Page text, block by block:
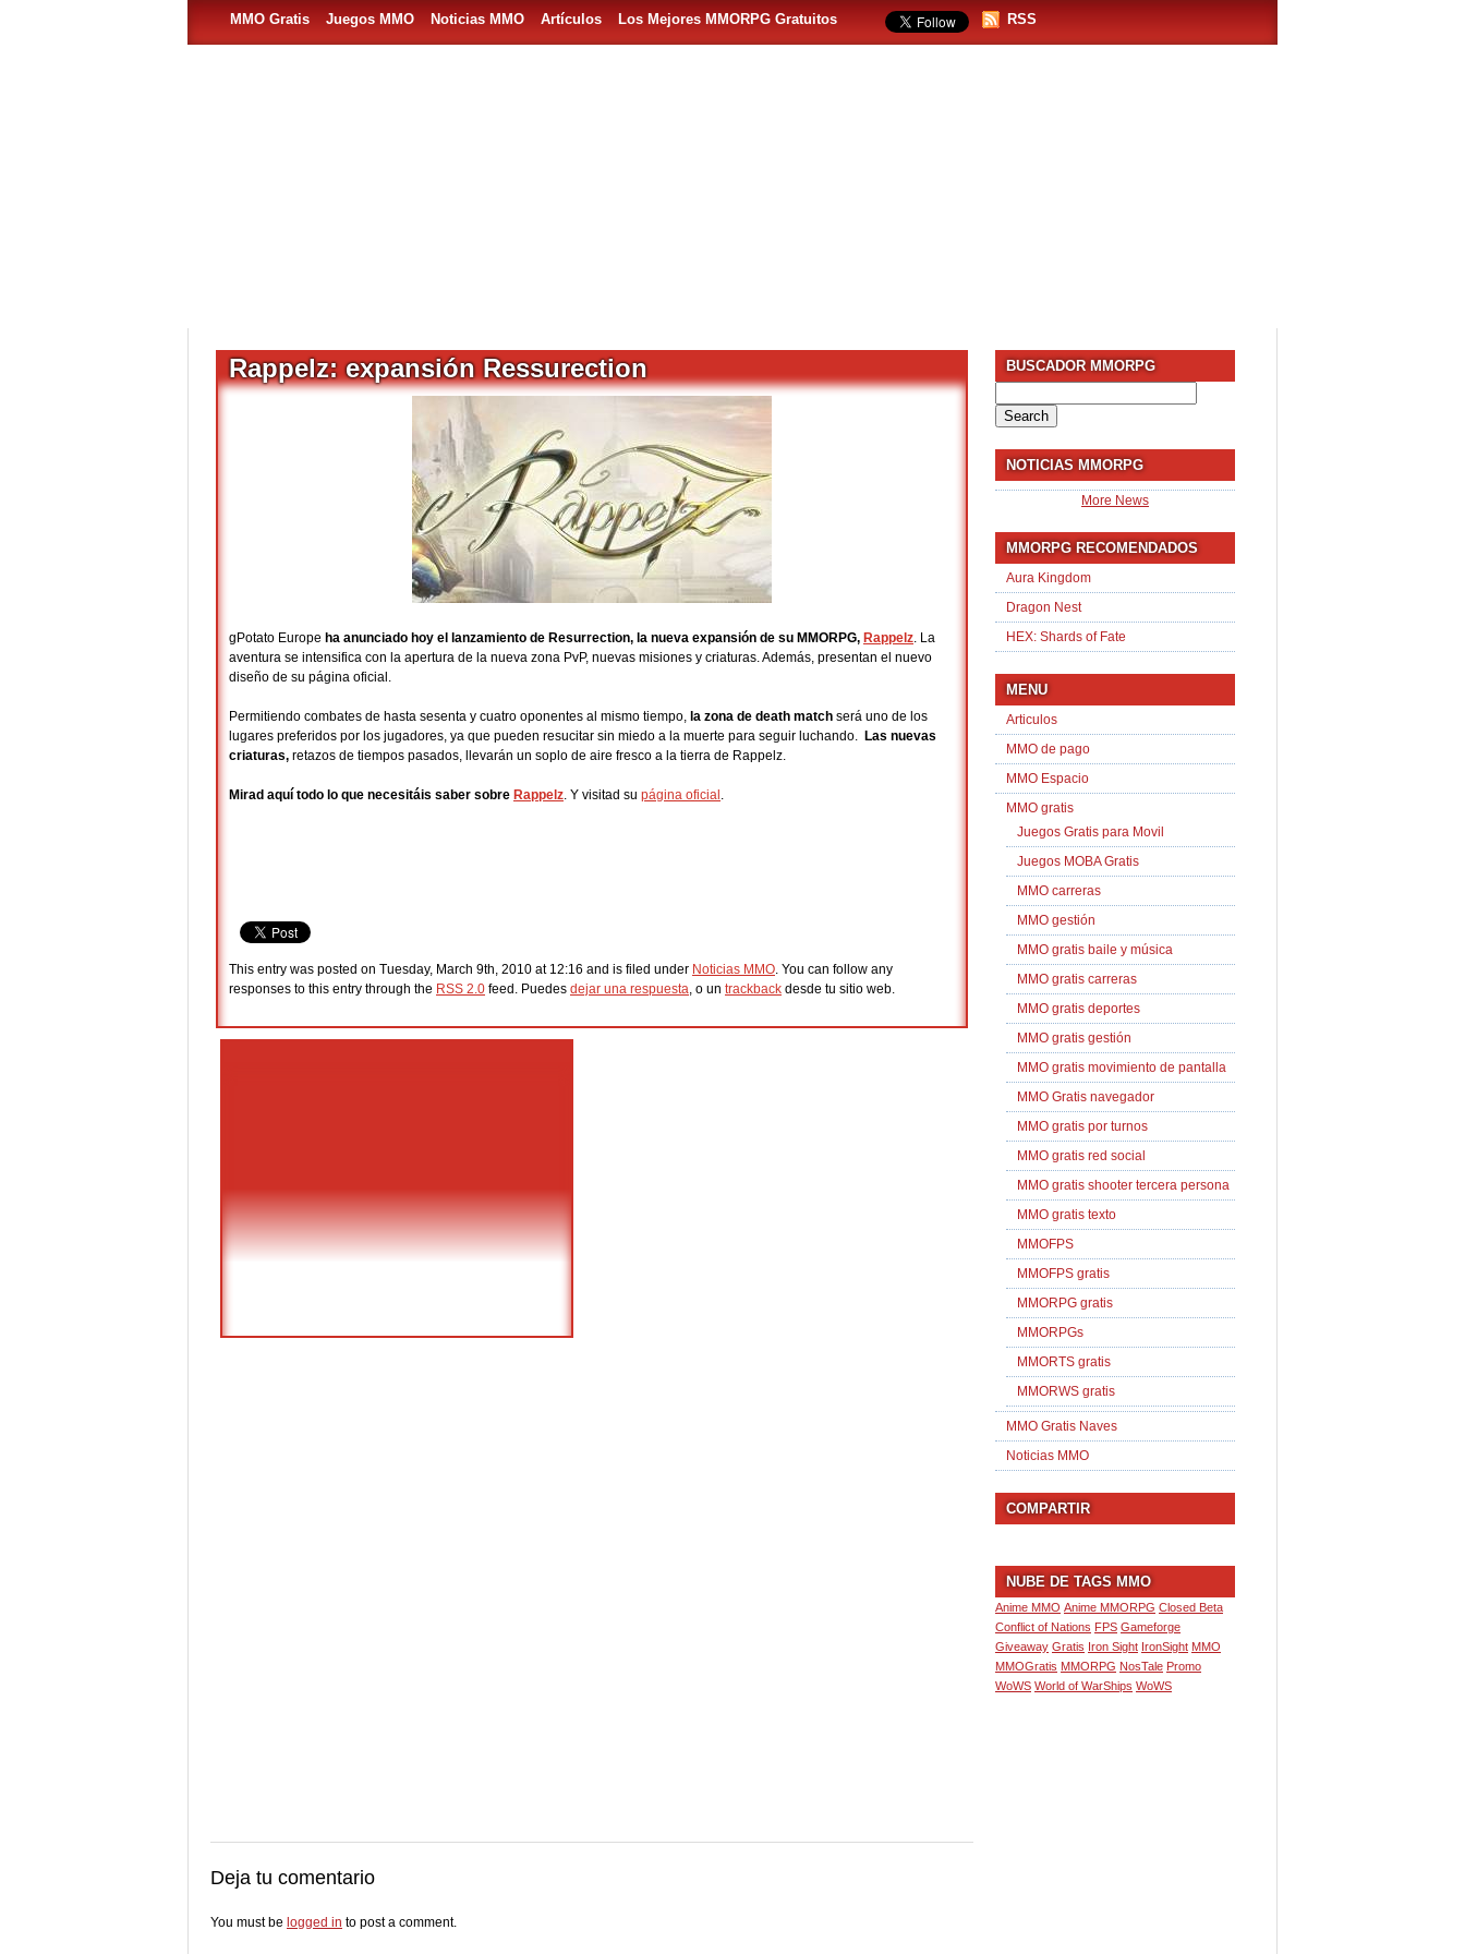
MMO Gratis Juegos MMO Noticias MMO Artículos Los Mejores MMORPG Gratuitos RSS
Rappelz: expansión Ressurection
gPotato Europe ha anunciado hoy el lanzamiento de Resurrection, la nueva expansión de su MMORPG, Rappelz. La
aventura se intensifica con la apertura de la nueva zona PvP, nuevas misiones y criaturas. Además, presentan el nuevo
diseño de su página oficial.
Permitiendo combates de hasta sesenta y cuatro oponentes al mismo tiempo, la zona de death match será uno de los
lugares preferidos por los jugadores, ya que pueden resucitar sin miedo a la muerte para seguir luchando. Las nuevas
criaturas, retazos de tiempos pasados, llevarán un soplo de aire fresco a la tierra de Rappelz.
Mirad aquí todo lo que necesitáis saber sobre Rappelz. Y visitad su página oficial .
This entry was posted on Tuesday, March 9th, 2010 at 12:16 and is filed under Noticias MMO. You can follow any
responses to this entry through the RSS 2.0 feed. Puedes dejar una respuesta, o un trackback desde tu sitio web.
Deja tu comentario
You must be logged in to post a comment.
BUSCADOR MMORPG
for:
NOTICIAS MMORPG
More News
MMORPG RECOMENDADOS
Aura Kingdom
Dragon Nest
HEX: Shards of Fate
MENU
Articulos
MMO de pago
MMO Espacio
MMO gratis
Juegos Gratis para Movil
Juegos MOBA Gratis
MMO carreras
MMO gestión
MMO gratis baile y música
MMO gratis carreras
MMO gratis deportes
MMO gratis gestión
MMO gratis movimiento de pantalla
MMO Gratis navegador
MMO gratis por turnos
MMO gratis red social
MMO gratis shooter tercera persona
MMO gratis texto
MMOFPS
MMOFPS gratis
MMORPG gratis
MMORPGs
MMORTS gratis
MMORWS gratis
MMO Gratis Naves
Noticias MMO
COMPARTIR
NUBE DE TAGS MMO
Anime MMO Anime MMORPG Closed Beta
Conflict of Nations FPS Gameforge
Giveaway Gratis Iron Sight IronSight MMO
MMOGratis MMORPG NosTale Promo
WoWS World of WarShips WoWS